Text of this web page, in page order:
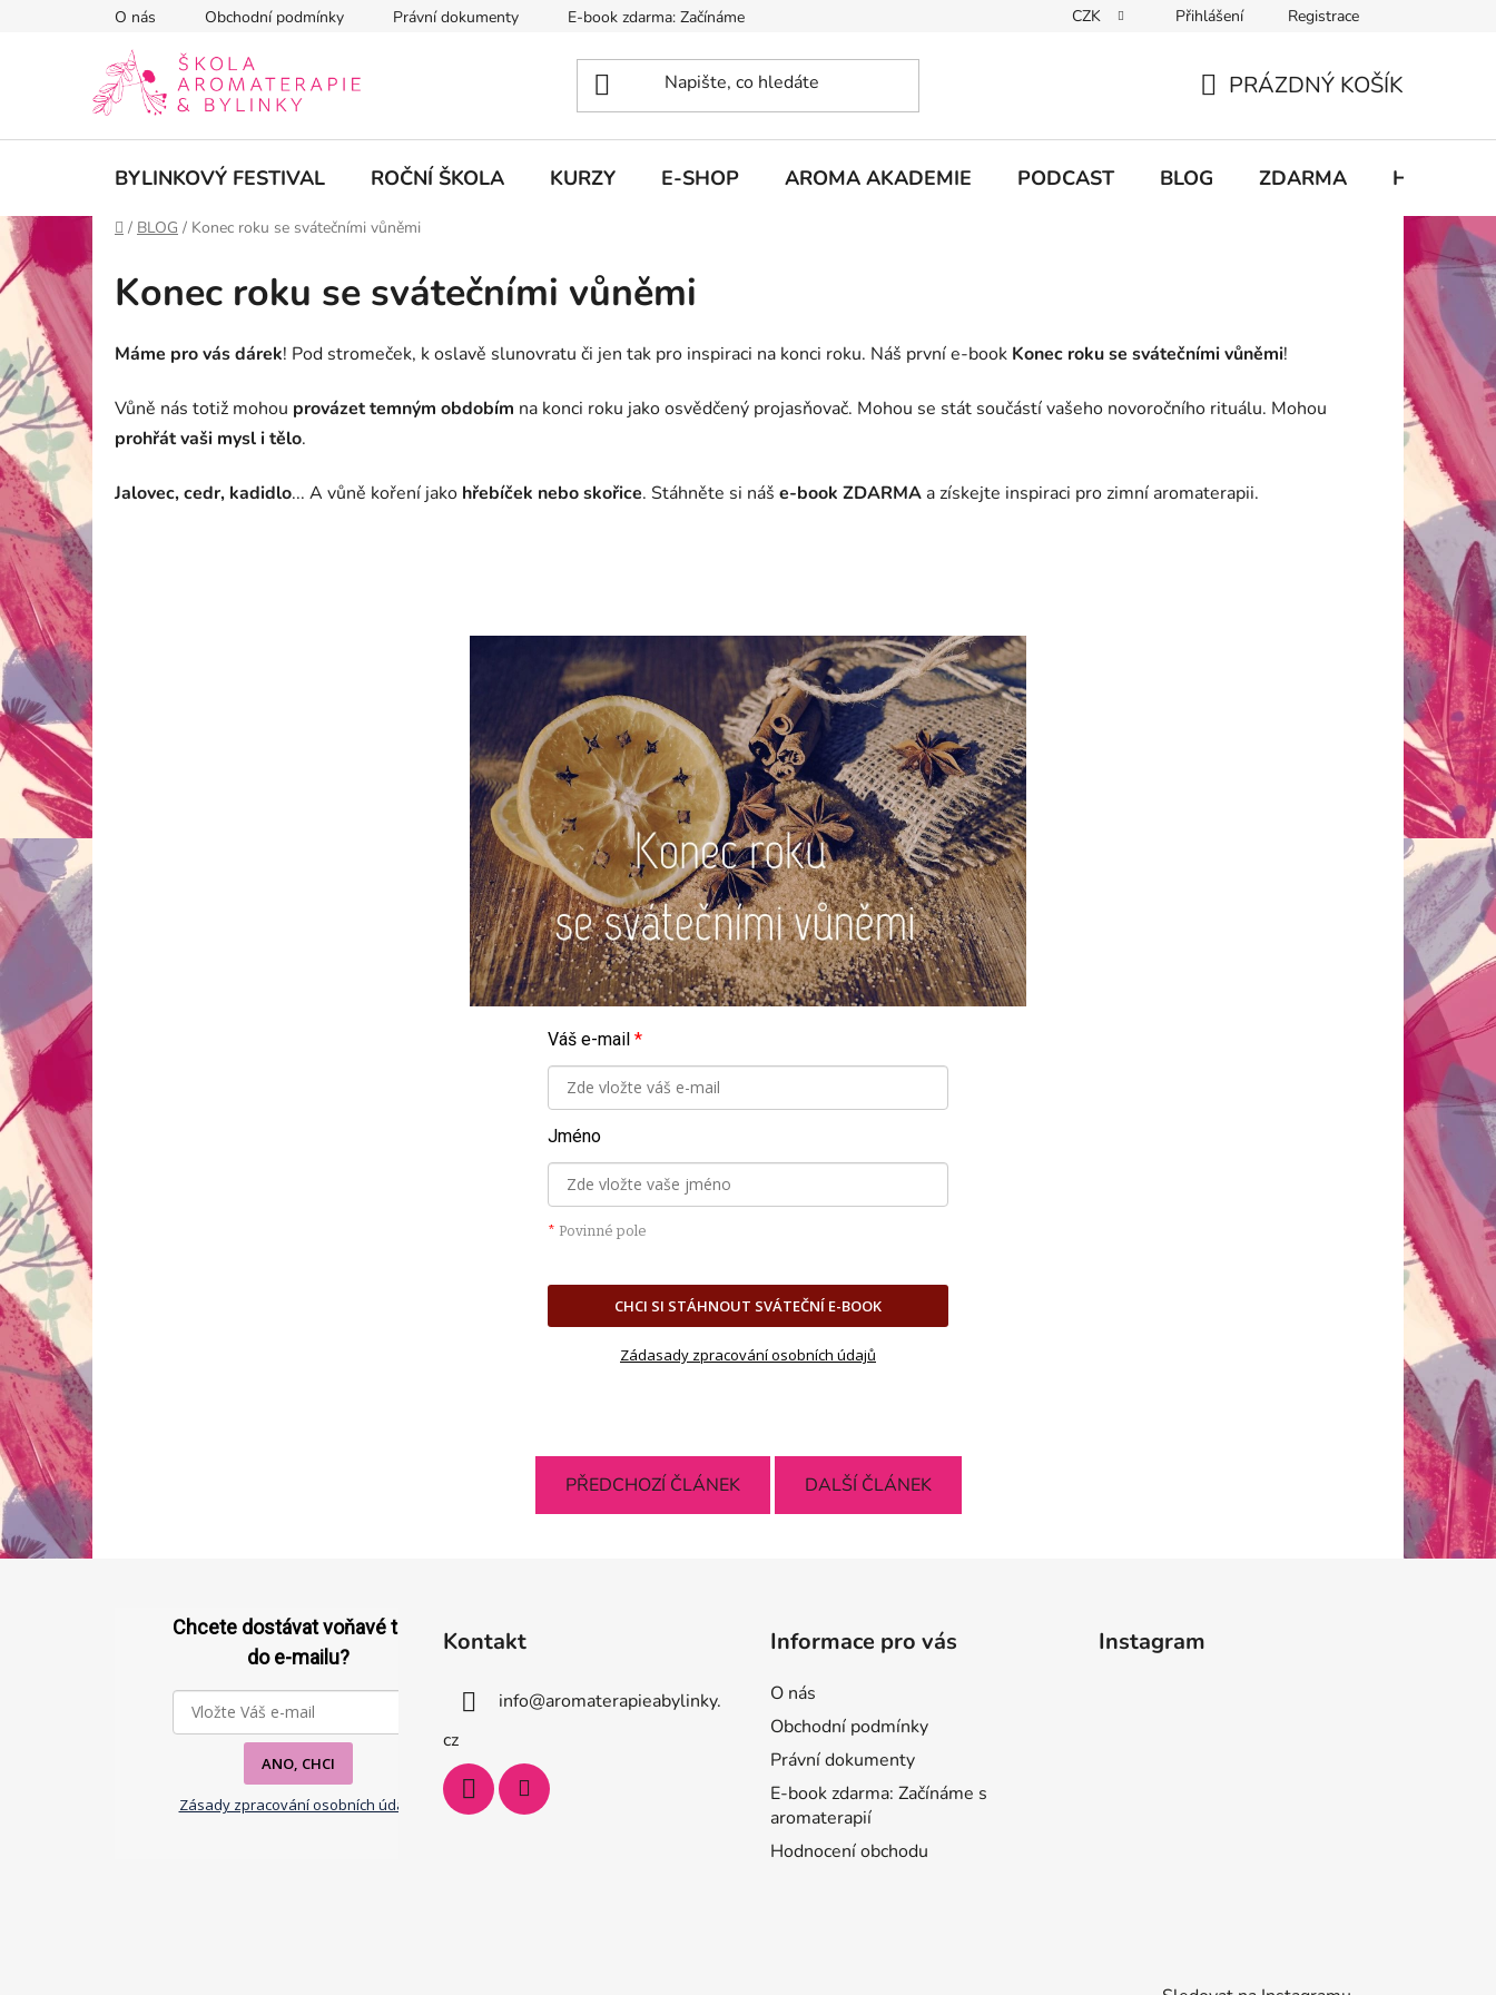
O nás Obchodní podmínky Právní dokumenty E-book zdarma: Začínáme s aromaterapií CZK Přihlášení Registrace
KOŠÍK
PRÁZDNÝ KOŠÍK
BYLINKOVÝ FESTIVAL ROČNÍ ŠKOLA KURZY E-SHOP AROMA AKADEMIE PODCAST BLOG ZDARMA
Domů
/ BLOG / Konec roku se svátečními vůněmi
Konec roku se svátečními vůněmi
Máme pro vás dárek! Pod stromeček, k oslavě slunovratu či jen tak pro inspiraci na konci roku. Náš první e-book Konec roku se svátečními vůněmi!
Vůně nás totiž mohou provázettemným obdobím na konci roku jako osvědčený projasňovač. Mohou se stát součástí vašeho novoročního rituálu. Mohou
prohřát vaši mysl i tělo.
Jalovec, cedr, kadidlo... A vůně koření jako hřebíček nebo skořice. Stáhněte si náš e-book ZDARMA a získejte inspiraci pro zimní aromaterapii.
Váš e-mail *
Jméno
* Povinné pole
CHCI SI STÁHNOUT SVÁTEČNÍ E-BOOK
Zádasady zpracování osobních údajů
PŘEDCHOZÍ ČLÁNEK DALŠÍ ČLÁNEK
Chcete dostávat voňavé tipy
do e-mailu?
ANO, CHCI
Zásady zpracování osobních údajů
Kontakt
info@aromaterapieabylinky.
cz
Informace pro vás
O nás
Obchodní podmínky
Právní dokumenty
E-book zdarma: Začínáme s
aromaterapií
Hodnocení obchodu
Instagram